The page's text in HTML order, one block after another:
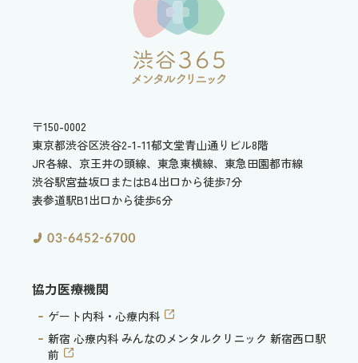
〒150-0002
東京都渋谷区渋谷2-1-11郁文堂青山通りビル8階
JR各線、京王井の頭線、東急東横線、東急田園都市線
渋谷駅宮益坂口またはB4出口から徒歩7分
表参道駅B1出口から徒歩6分
協力医療機関
ゲート内科・心療内科
新宿 心療内科 みんなのメンタルクリニック 新宿西口駅
前